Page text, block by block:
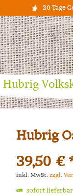
30 Tage
Hubrig
Hubrig
39,50 €
inkl. MwSt. zzgl.
sofort